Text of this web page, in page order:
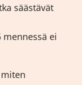
säästävät
ei